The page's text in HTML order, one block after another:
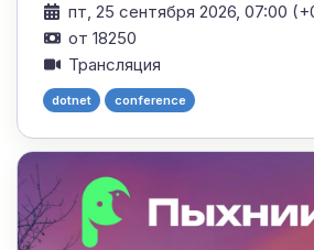
пт, 25 сентября 2026, 07:00
от 18250
Трансляция
dotnet conference